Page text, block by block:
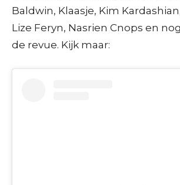
Baldwin, Klaasje, Kim
Lize Feryn, Nasrien Cnops en
de revue. Kijk maar: